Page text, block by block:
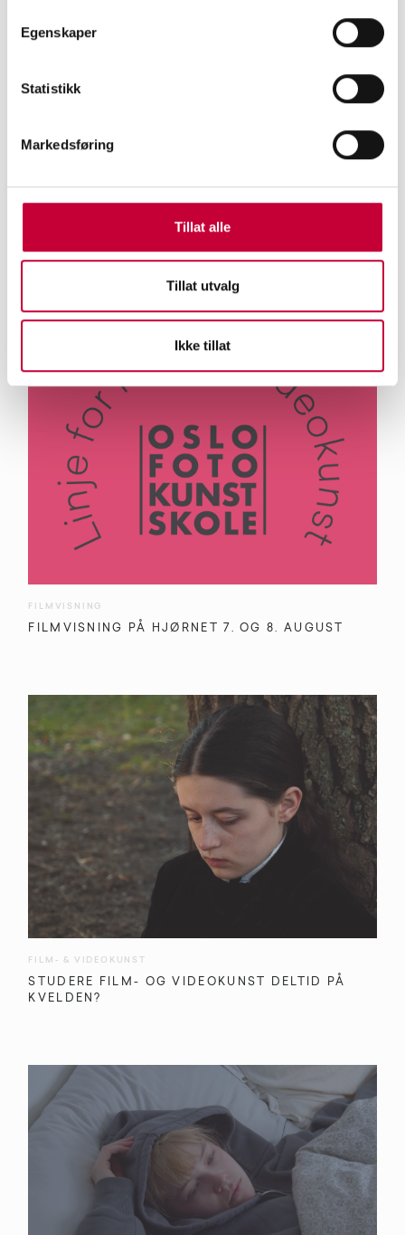
Egenskaper
Statistikk
Markedsføring
Tillat alle
Tillat utvalg
Ikke tillat
ET ÅR MED PRAKTISK SKUESPILLERTRENING
FORAN KAMERA
LIKNENDE ARTIKLER
FILMVISNING
FILMVISNING PÅ HJØRNET 7. OG 8. AUGUST
FILM- & VIDEOKUNST
STUDERE FILM- OG VIDEOKUNST DELTID PÅ
KVELDEN?